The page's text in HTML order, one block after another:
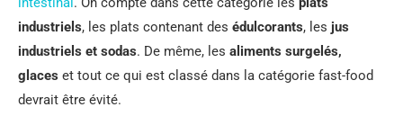
industriels, les plats contenant des édulcorants, les jus
industriels et sodas. De même, les aliments surgelés,
glaces et tout ce qui est classé dans la catégorie fast-food
devrait être évité.